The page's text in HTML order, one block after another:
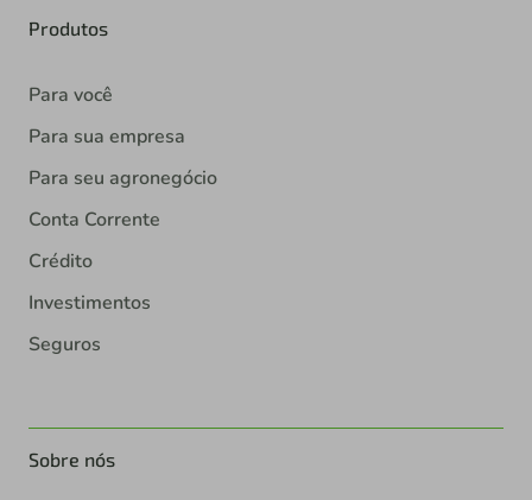
Produtos
Para você
Para sua empresa
Para seu agronegócio
Conta Corrente
Crédito
Investimentos
Seguros
Sobre nós